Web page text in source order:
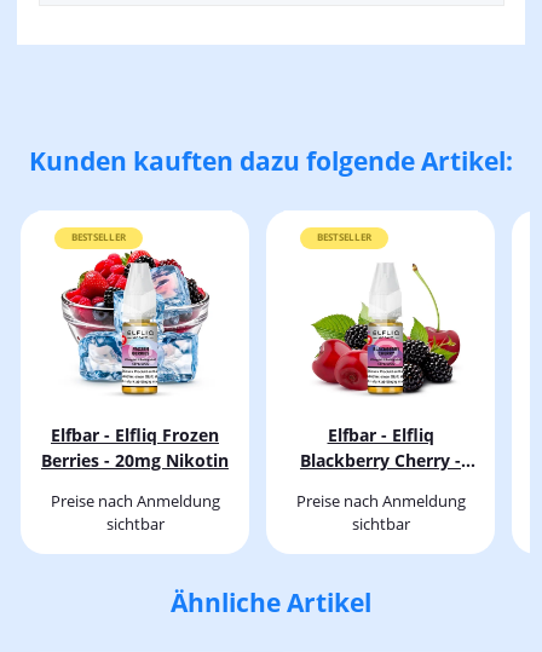
Kunden kauften dazu folgende Artikel:
BESTSELLER
Elfbar - Elfliq Frozen
Berries - 20mg Nikotin
Preise nach Anmeldung
sichtbar
BESTSELLER
Elfbar - Elfliq
Blackberry Cherry -
Preise nach Anmeldung
sichtbar
Ähnliche Artikel